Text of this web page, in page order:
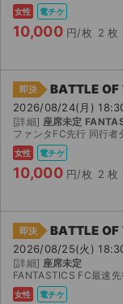
女性 電チケ
10,000 円/枚 2 枚
即決 BATTLE OF
2026/08/24(月)
[詳細] 座席未定
ファンタFC先行 同行者
女性 電チケ
10,000 円/枚 2 枚
即決 BATTLE OF
2026/08/25(火)
[詳細] 座席未定
FANTASTICS FC最速先行（アプグレなし） 同行者のみ名義変更
女性 電チケ